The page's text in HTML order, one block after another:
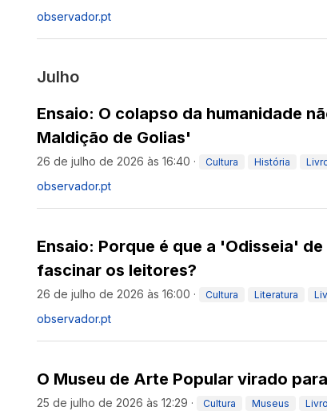
observador.pt
Julho
Ensaio: O colapso da humanidade
Maldição de Golias'
26 de julho de 2026 às 16:40 · Cultura História
observador.pt
Ensaio: Porque é que a 'Odisseia'
fascinar os leitores?
26 de julho de 2026 às 16:00 · Cultura Literatura
observador.pt
O Museu de Arte Popular virado
25 de julho de 2026 às 12:29 · Cultura Museus